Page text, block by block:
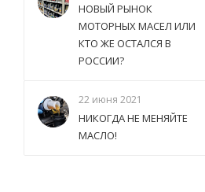
НОВЫЙ РЫНОК
МОТОРНЫХ МАСЕЛ ИЛИ
КТО ЖЕ ОСТАЛСЯ В
РОССИИ?
22 июня 2021
НИКОГДА НЕ МЕНЯЙТЕ
МАСЛО!